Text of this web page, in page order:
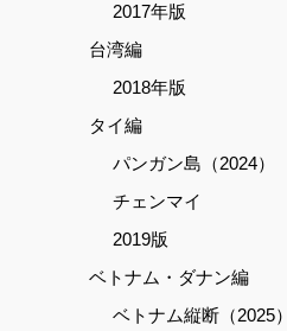
2017年版
台湾編
2018年版
タイ編
パンガン島（2024）
チェンマイ
2019版
ベトナム・ダナン編
ベトナム縦断（2025）